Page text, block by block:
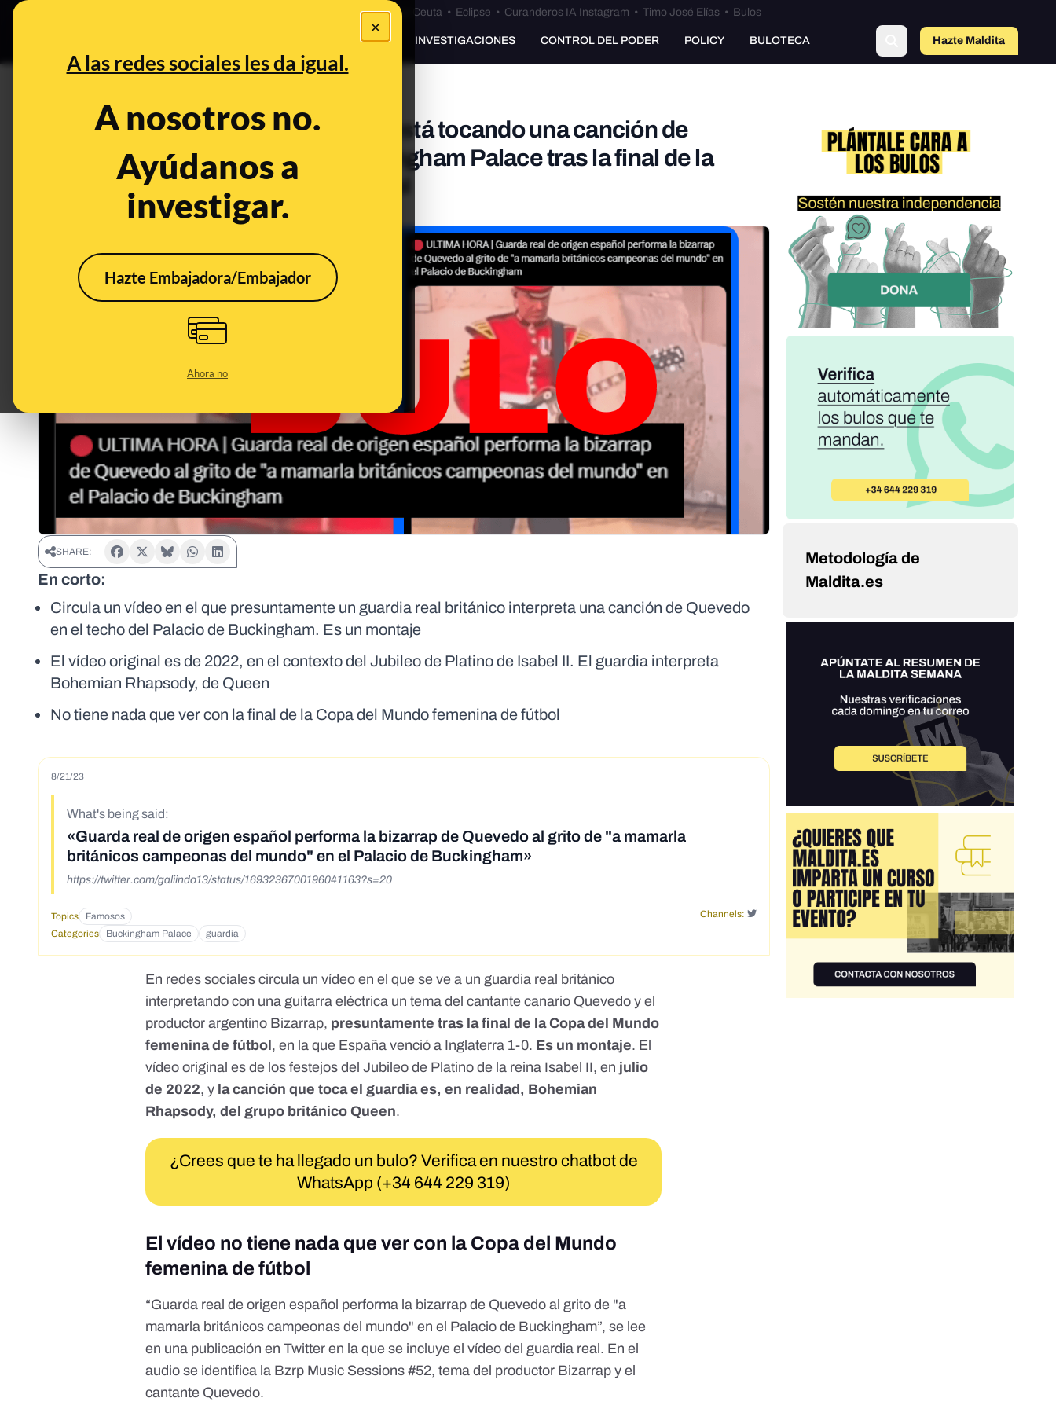
×
A las redes sociales les da igual.
A nosotros no.
Ayúdanos a
investigar.
Hazte Embajadora/Embajador
Ahora no
Especial Ceuta•Bulos Ceuta • Eclipse • Curanderos IA Instagram • Timo José Elías • Bulos
PREBUNKING INVESTIGACIONES CONTROL DEL PODER POLICY BULOTECA Hazte Maldito
a
No, este guardia real británico no está tocando una canción de
Quevedo desde el techo de Buckingham Palace tras la final de la
Copa del Mundo femenina de fútbol
Aug 21, 2023, 11:31:02 AM
SHARE:
En corto:
Circula un vídeo en el que presuntamente un guardia real británico interpreta una canción de Quevedo
en el techo del Palacio de Buckingham. Es un montaje
El vídeo original es de 2022, en el contexto del Jubileo de Platino de Isabel II. El guardia interpreta
Bohemian Rhapsody, de Queen
No tiene nada que ver con la final de la Copa del Mundo femenina de fútbol
8/21/23
What's being said:
«Guarda real de origen español performa la bizarrap de Quevedo al grito de "a mamarla
británicos campeonas del mundo" en el Palacio de Buckingham»
https://twitter.com/galiindo13/status/1693236700196041163?s=20
Topics Famosos
Channels:
Categories
Buckingham Palace guardia
En redes socialescircula un vídeo en el que se ve a un guardia real británico
interpretando con una guitarra eléctrica un tema del cantante canario Quevedo y el
productor argentino Bizarrap, presuntamente tras la final de la Copa del Mundo
femenina de fútbol , en la que España venció a Inglaterra 1-0. Es un montaje. El
vídeo original es de los festejos delJubileo de Platino de la reina Isabel II, en julio
de 2022, y la canción que toca el guardia es, en realidad, Bohemian
Rhapsody, del grupo británico Queen.
¿Crees que te ha llegado un bulo? Verifica en nuestro chatbot de
WhatsApp (+34 644 229 319)
El vídeo no tiene nada que ver con la Copa del Mundo
femenina de fútbol
“Guarda real de origen español performa la bizarrap de Quevedo al grito de "a
mamarla británicos campeonas del mundo" en el Palacio de Buckingham”,se lee
en una publicación en Twitter en la que se incluye el vídeo del guardia real. En el
audio se identifica la Bzrp Music Sessions #52, tema del productor Bizarrap y el
cantante Quevedo.
Metodología de
Maldita.es